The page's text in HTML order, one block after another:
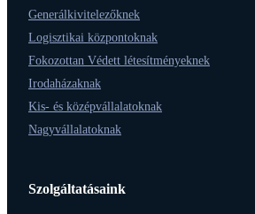
Generálkivitelezőknek
Logisztikai központoknak
Fokozottan Védett létesítményeknek
Irodaházaknak
Kis- és középvállalatoknak
Nagyvállalatoknak
Szolgáltatásaink